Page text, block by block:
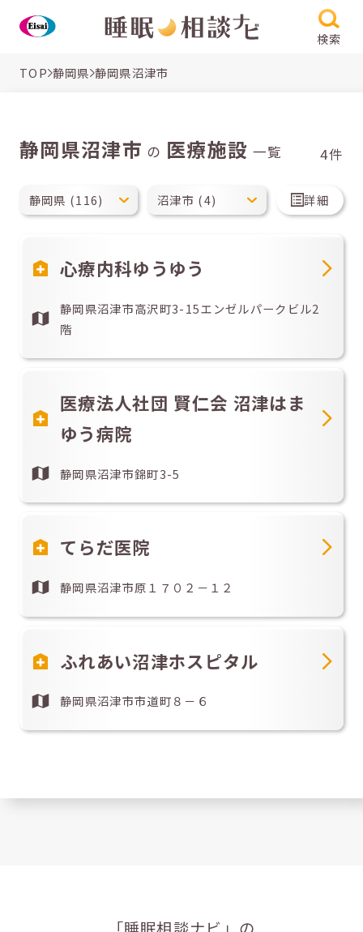
検索
TOP 静岡県 静岡県沼津市
静岡県沼津市 の 医療施設 一覧 4件
詳細
心療内科ゆうゆう
静岡県沼津市高沢町3-15エンゼルパークビル2
階
医療法人社団 賢仁会 沼津はま
ゆう病院
静岡県沼津市錦町3-5
てらだ医院
静岡県沼津市原１７０２－１２
ふれあい沼津ホスピタル
静岡県沼津市市道町８－６